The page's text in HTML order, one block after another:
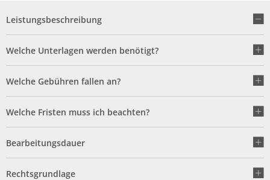
Leistungsbeschreibung
Welche Unterlagen werden benötigt?
Welche Gebühren fallen an?
Welche Fristen muss ich beachten?
Bearbeitungsdauer
Rechtsgrundlage